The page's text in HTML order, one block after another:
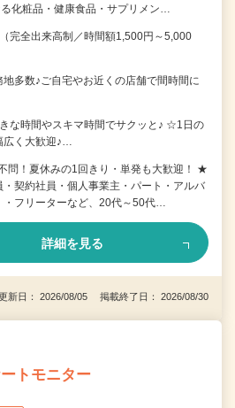
化粧品・健康食品・サプリメン…
完全出来高制／時間額1,500円～5,000
多数♪ご自宅やお近くの店舗で間時間に
な時間やスキマ時間でサクッと♪ ☆1日の
広く大歓迎♪…
問！夏休みの1回きり・単発も大歓迎！ ★
契約社員・個人事業主・パート・アルバ
・フリーターなど、20代～50代…
詳細を見る
新日： 2026/08/05 掲載終了日： 2026/08/30
トモニター